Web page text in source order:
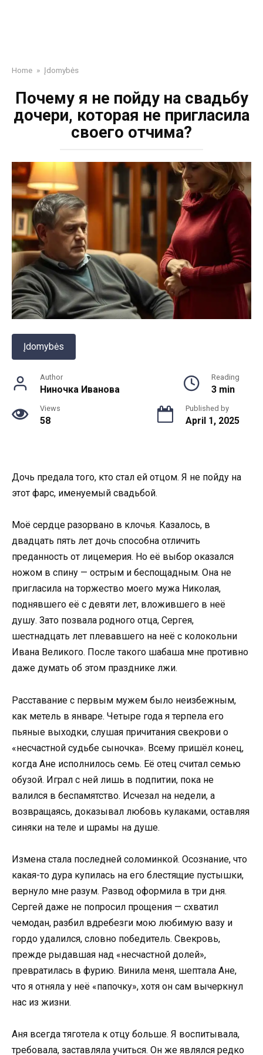
Home » Įdomybės
Почему я не пойду на свадьбу
дочери, которая не пригласила
своего отчима?
Įdomybės
Author
Ниночка Иванова
Reading
3 min
Views
58
Published by
April 1, 2025
Дочь предала того, кто стал ей отцом. Я не пойду на
этот фарс, именуемый свадьбой.
Моё сердце разорвано в клочья. Казалось, в
двадцать пять лет дочь способна отличить
преданность от лицемерия. Но её выбор оказался
ножом в спину — острым и беспощадным. Она не
пригласила на торжество моего мужа Николая,
поднявшего её с девяти лет, вложившего в неё
душу. Зато позвала родного отца, Сергея,
шестнадцать лет плевавшего на неё с колокольни
Ивана Великого. После такого шабаша мне противно
даже думать об этом празднике лжи.
Расставание с первым мужем было неизбежным,
как метель в январе. Четыре года я терпела его
пьяные выходки, слушая причитания свекрови о
«несчастной судьбе сыночка». Всему пришёл конец,
когда Ане исполнилось семь. Её отец считал семью
обузой. Играл с ней лишь в подпитии, пока не
валился в беспамятство. Исчезал на недели, а
возвращаясь, доказывал любовь кулаками, оставляя
синяки на теле и шрамы на душе.
Измена стала последней соломинкой. Осознание, что
какая-то дура купилась на его блестящие пустышки,
вернуло мне разум. Развод оформила в три дня.
Сергей даже не попросил прощения — схватил
чемодан, разбил вдребезги мою любимую вазу и
гордо удалился, словно победитель. Свекровь,
прежде рыдавшая над «несчастной долей»,
превратилась в фурию. Винила меня, шептала Ане,
что я отняла у неё «папочку», хотя он сам вычеркнул
нас из жизни.
Аня всегда тяготела к отцу больше. Я воспитывала,
требовала, заставляла учиться. Он же являлся редко